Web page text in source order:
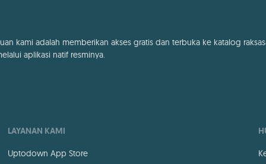
kami adalah memberikan akses gratis dan terbuka ke katalog
aplikasi natif resminya.
LAYANAN KAMI
Uptodown App Store